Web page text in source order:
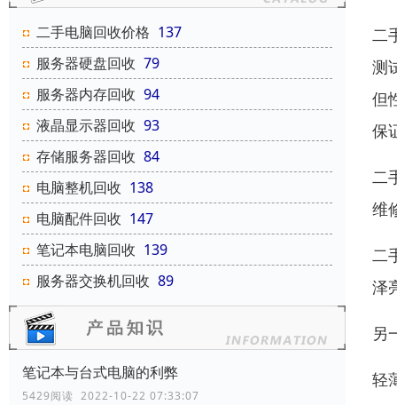
二手电脑回收价格 137
服务器硬盘回收 79
服务器内存回收 94
液晶显示器回收 93
存储服务器回收 84
电脑整机回收 138
电脑配件回收 147
笔记本电脑回收 139
服务器交换机回收 89
笔记本与台式电脑的利弊
5429阅读 2022-10-22 07:33:07
二
测
但
保
二
维
二
泽
另
轻